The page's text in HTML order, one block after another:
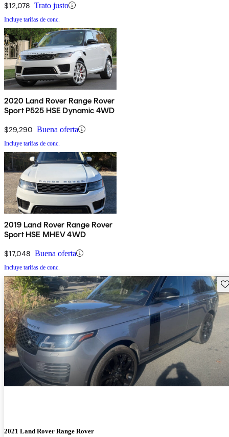
$12,078 Trato justo
Incluye tarifas de conc.
2020 Land Rover Range Rover
Sport P525 HSE Dynamic 4WD
$29,290 Buena oferta
Incluye tarifas de conc.
2019 Land Rover Range Rover
Sport HSE MHEV 4WD
$17,048 Buena oferta
Incluye tarifas de conc.
2021 Land Rover Range Rover